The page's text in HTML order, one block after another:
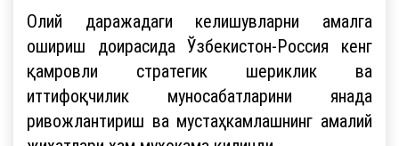
Олий даражадаги келишувларни амалга
ошириш доирасида Ўзбекистон-Россия кенг
қамровли стратегик шериклик ва
иттифоқчилик муносабатларини янада
ривожлантириш ва мустаҳкамлашнинг амалий